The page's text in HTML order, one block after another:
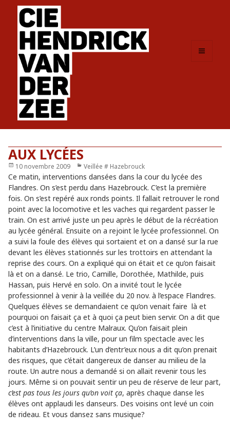
AUX LYCÉES
Publié
le
10 novembre 2009 Catégories
Veillée # Hazebrouck
Ce matin, interventions dansées dans la cour du lycée des
Flandres. On s’est perdu dans Hazebrouck. C’est la première
fois. On s’est repéré aux ronds points. Il fallait retrouver le rond
point avec la locomotive et les vaches qui regardent passer le
train. On est arrivé juste un peu après le début de la récréation
au lycée général. Ensuite on a rejoint le lycée professionnel. On
a suivi la foule des élèves qui sortaient et on a dansé sur la rue
devant les élèves stationnés sur les trottoirs en attendant la
reprise des cours. On a expliqué qui on était et ce qu’on faisait
là et on a dansé. Le trio, Camille, Dorothée, Mathilde, puis
Hassan, puis Hervé en solo. On a invité tout le lycée
professionnel à venir à la veillée du 20 nov. à l’espace Flandres.
Quelques élèves se demandaient ce qu’on venait faire là et
pourquoi on faisait ça et à quoi ça peut bien servir. On a dit que
c’est à l’initiative du centre Malraux. Qu’on faisait plein
d’interventions dans la ville, pour un film spectacle avec les
habitants d’Hazebrouck. L’un d’entr’eux nous a dit qu’on prenait
des risques, que c’était dangereux de danser au milieu de la
route. Un autre nous a demandé si on allait revenir tous les
jours. Même si on pouvait sentir un peu de réserve de leur part,
c’est pas tous les jours qu’on voit ça, après chaque danse les
élèves ont applaudi les danseurs. Des voisins ont levé un coin
de rideau. Et vous dansez sans musique?